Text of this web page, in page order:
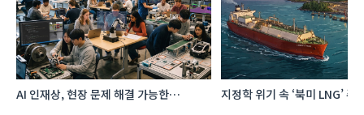
AI 인재상, 현장 문제 해결 가능한
지정학 위기 속 ‘북미 LNG’